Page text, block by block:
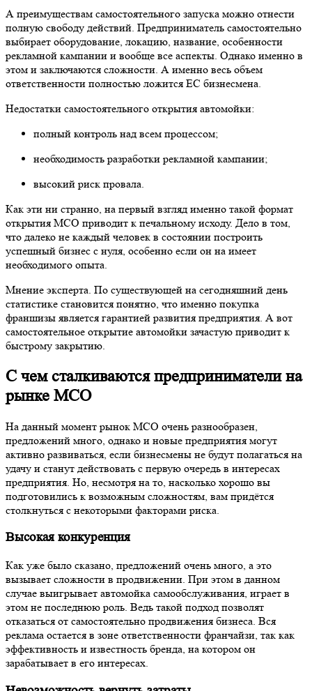
рекламной кампании и вообще все аспекты. Однако именно в
этом и заключаются сложности. А именно весь объем
ответственности полностью ложится ЕС бизнесмена.
Недостатки самостоятельного открытия автомойки:
полный контроль над всем процессом;
необходимость разработки рекламной кампании;
высокий риск провала.
Как эти ни странно, на первый взгляд именно такой формат
что далеко не каждый человек в состоянии построить
необходимого опыта.
Мнение эксперта. По существующей на сегодняшний день
статистике становится понятно, что именно покупка
франшизы является гарантией развития предприятия. А вот
самостоятельное открытие автомойки зачастую приводит к
быстрому закрытию.
С чем сталкиваются предприниматели
на рынке МСО
предложений много, однако и новые предприятия могут
активно развиваться, если бизнесмены не будут полагаться на
удачу и станут действовать с первую очередь в интересах
подготовились к возможным сложностям, вам придётся
столкнуться с некоторыми факторами риска.
Высокая конкуренция
Как уже было сказано, предложений очень много, а это
вызывает сложности в продвижении. При этом в данном
случае выигрывает автомойка самообслуживания, играет в
этом не последнюю роль. Ведь такой подход позволят
отказаться от самостоятельно продвижения бизнеса. Вся
эффективность и известность бренда, на котором он
зарабатывает в его интересах.
Невозможность вернуть затраты
Конечно, большинство людей сейчас может сказать, что
вообще-то всю задействованную технику и оборудование
можно продать, как и участок, если он был приобретён, а не
взят в аренду. Однако полностью все вложения вернуть
действительно невозможно и получите вы средства, которые